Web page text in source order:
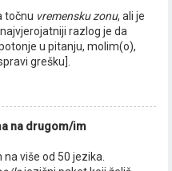
točnu vremensku zonu, ali je
razlog je da
u pitanju, molim(o),
grešku].
na drugom/im
više od 50 jezika.